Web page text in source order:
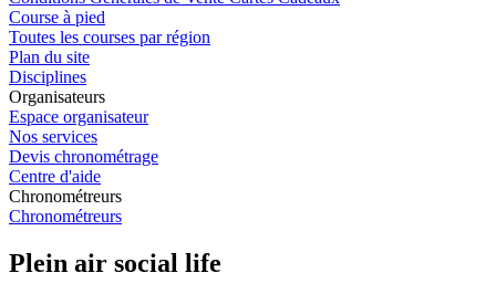
Course à pied
Toutes les courses par région
Plan du site
Disciplines
Organisateurs
Espace organisateur
Nos services
Devis chronométrage
Centre d'aide
Chronométreurs
Chronométreurs
Plein air social life